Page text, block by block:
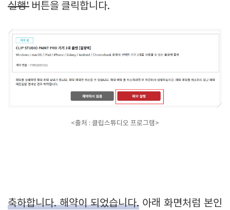
실행' 버튼을 클릭합니다.
<출처 : 클립스튜디오 프로그램>
축하합니다. 해약이 되었습니다. 아래 화면처럼 본인